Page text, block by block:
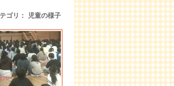
ゴリ： 児童の様子